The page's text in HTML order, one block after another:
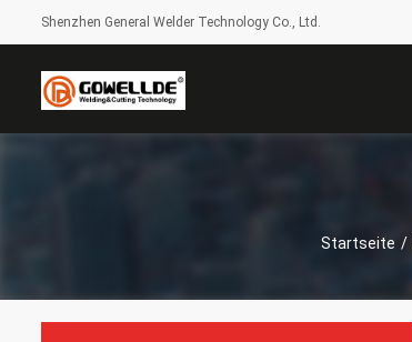
Shenzhen General Welder Technology Co., Ltd.
Startseite /